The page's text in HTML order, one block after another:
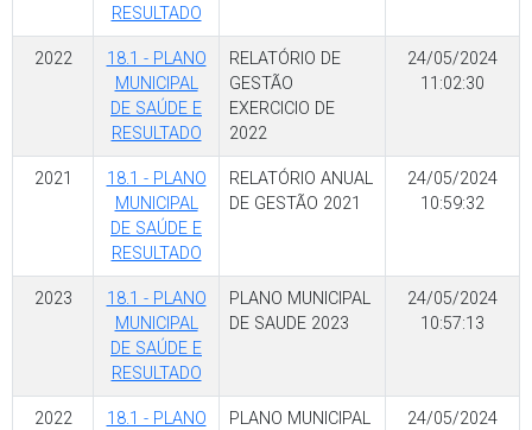
RESULTADO
2022
18.1 - PLANO
MUNICIPAL
DE SAÚDE E
RESULTADO
RELATÓRIO DE
GESTÃO
EXERCICIO DE
2022
24/05/2024
11:02:30
2021
18.1 - PLANO
MUNICIPAL
DE SAÚDE E
RESULTADO
RELATÓRIO ANUAL
DE GESTÃO 2021
24/05/2024
10:59:32
2023
18.1 - PLANO
MUNICIPAL
DE SAÚDE E
RESULTADO
PLANO MUNICIPAL
DE SAUDE 2023
24/05/2024
10:57:13
2022
18.1 - PLANO
PLANO MUNICIPAL
24/05/2024